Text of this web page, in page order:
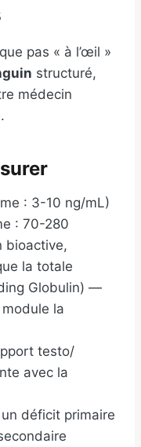
pas « à l’œil »
structuré,
médecin
: 3-10 ng/mL)
: 70-280
bioactive,
la totale
Globulin) —
la
testo/
avec la
déficit primaire